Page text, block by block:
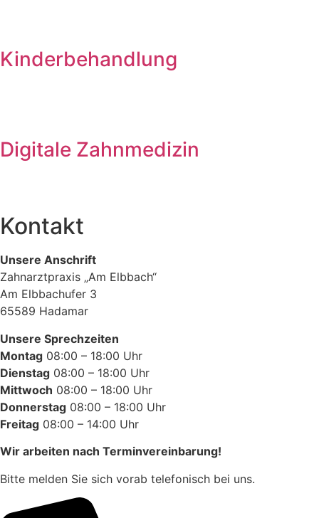
Kinderbehandlung
Digitale Zahnmedizin
Kontakt
Unsere Anschrift
Zahnarztpraxis „Am Elbbach“
Am Elbbachufer 3
65589 Hadamar
Unsere Sprechzeiten
Montag 08:00 – 18:00 Uhr
Dienstag 08:00 – 18:00 Uhr
Mittwoch 08:00 – 18:00 Uhr
Donnerstag 08:00 – 18:00 Uhr
Freitag 08:00 – 14:00 Uhr
Wir arbeiten nach Terminvereinbarung!
Bitte melden Sie sich vorab telefonisch bei uns.